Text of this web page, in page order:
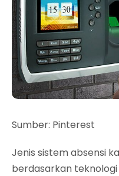
Sumber: Pinterest
Jenis sistem absensi
berdasarkan